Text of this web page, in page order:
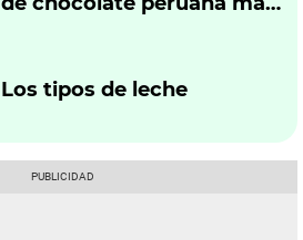
Los tipos de leche